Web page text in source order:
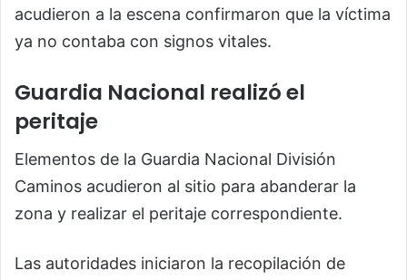
acudieron a la escena confirmaron que la víctima
ya no contaba con signos vitales.
Guardia Nacional realizó el
peritaje
Elementos de la Guardia Nacional División
Caminos acudieron al sitio para abanderar la
zona y realizar el peritaje correspondiente.
Las autoridades iniciaron la recopilación de